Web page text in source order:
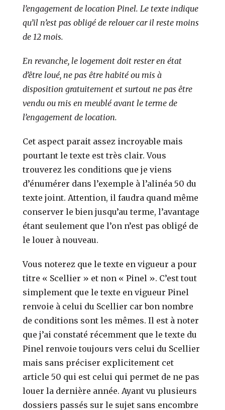
l’engagement de location Pinel. Le texte indique
qu’il n’est pas obligé de relouer car il reste moins
de 12 mois.
En revanche, le logement doit rester en état
d’être loué, ne pas être habité ou mis à
disposition gratuitement et surtout ne pas être
vendu ou mis en meublé avant le terme de
l’engagement de location.
Cet aspect parait assez incroyable mais
pourtant le texte est très clair. Vous
trouverez les conditions que je viens
d’énumérer dans l’exemple à l’alinéa 50 du
texte joint. Attention, il faudra quand même
conserver le bien jusqu’au terme, l’avantage
étant seulement que l’on n’est pas obligé de
le louer à nouveau.
Vous noterez que le texte en vigueur a pour
titre « Scellier » et non « Pinel ». C’est tout
simplement que le texte en vigueur Pinel
renvoie à celui du Scellier car bon nombre
de conditions sont les mêmes. Il est à noter
que j’ai constaté récemment que le texte du
Pinel renvoie toujours vers celui du Scellier
mais sans préciser explicitement cet
article 50 qui est celui qui permet de ne pas
louer la dernière année. Ayant vu plusieurs
dossiers passés sur le sujet sans encombre